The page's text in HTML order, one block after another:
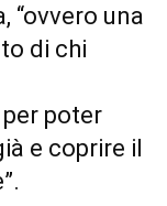
“ovvero una
di chi
poter
e coprire il